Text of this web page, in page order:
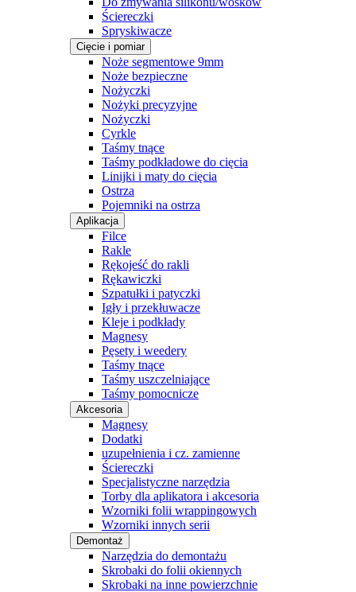
Ściereczki
Spryskiwacze
Cięcie i pomiar
Noże segmentowe 9mm
Noże bezpieczne
Nożyczki
Nożyki precyzyjne
Nożyczki
Cyrkle
Taśmy tnące
Taśmy podkładowe do cięcia
Linijki i maty do cięcia
Ostrza
Pojemniki na ostrza
Aplikacja
Filce
Rakle
Rękojeść do rakli
Rękawiczki
Szpatułki i patyczki
Igły i przekłuwacze
Kleje i podkłady
Magnesy
Pęsety i weedery
Taśmy tnące
Taśmy uszczelniające
Taśmy pomocnicze
Akcesoria
Magnesy
Dodatki
uzupełnienia i cz. zamienne
Ściereczki
Specjalistyczne narzędzia
Torby dla aplikatora i akcesoria
Wzorniki folii wrappingowych
Wzorniki innych serii
Demontaż
Narzędzia do demontażu
Skrobaki do folii okiennych
Skrobaki na inne powierzchnie